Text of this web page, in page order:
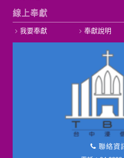
線上奉獻
我要奉獻 奉獻說明
聯絡資